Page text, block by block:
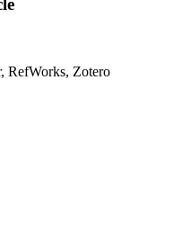
RefWorks, Zotero